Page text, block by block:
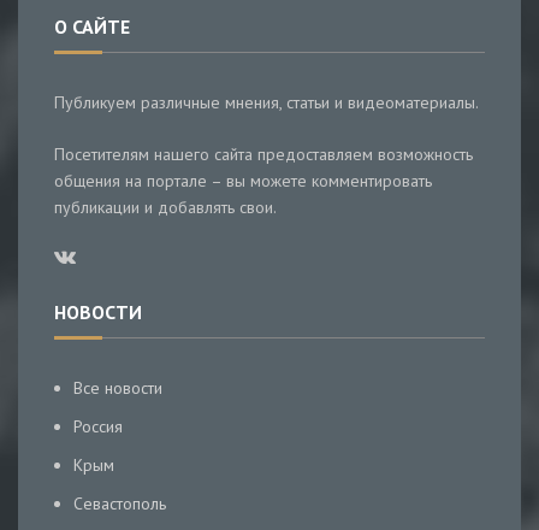
О САЙТЕ
Публикуем различные мнения, статьи и видеоматериалы.
Посетителям нашего сайта предоставляем возможность
общения на портале – вы можете комментировать
публикации и добавлять свои.
НОВОСТИ
Все новости
Россия
Крым
Севастополь